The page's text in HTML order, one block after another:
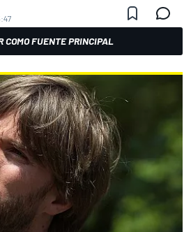
COMO FUENTE PRINCIPAL